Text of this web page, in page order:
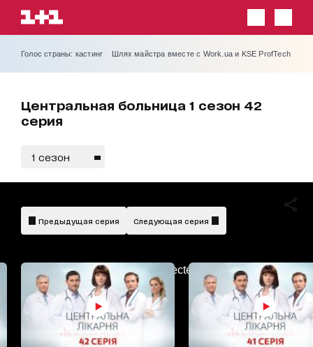
Голос страны: кастинг Шлях майстра вместе с Work.ua и KSE ProfTech
Центральная больница 1 сезон 42
серия
1 сезон
AdBlockDetected!
Предыдущая серия Следующая серия